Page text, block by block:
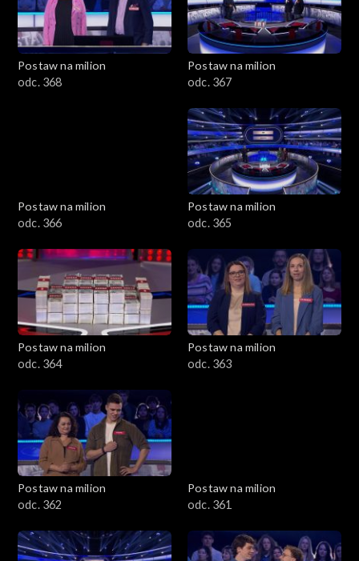
Postaw na milion
odc. 368
Postaw na milion
odc. 367
Postaw na milion
odc. 366
Postaw na milion
odc. 365
Postaw na milion
odc. 364
Postaw na milion
odc. 363
Postaw na milion
odc. 362
Postaw na milion
odc. 361